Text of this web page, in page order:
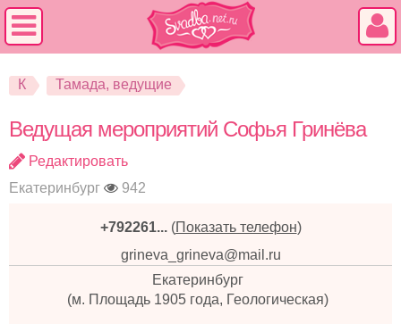
К Тамада, ведущие
Ведущая мероприятий Софья Гринёва
Редактировать
Екатеринбург
942
+792261... (Показать телефон)
grineva_grineva@mail.ru
Екатеринбург
(м. Площадь 1905 года, Геологическая)